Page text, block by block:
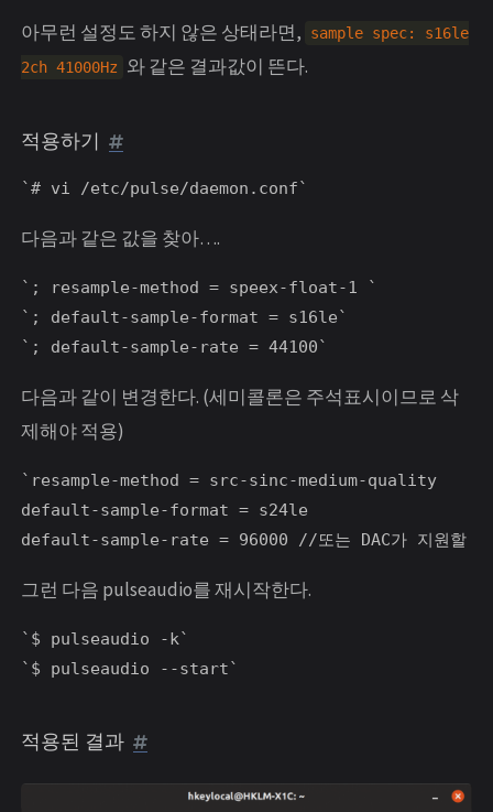
아무런 설정도 하지 않은 상태라면,
sample spec: s16le
2ch 41000Hz
와 같은 결과값이 뜬다.
적용하기
`# vi /etc/pulse/daemon.conf`
다음과 같은 값을 찾아….
`; resample-method = speex-float-1 `
`; default-sample-format = s16le`
`; default-sample-rate = 44100`
다음과 같이 변경한다. (세미콜론은 주석표시이므로 삭
제해야 적용)
`resample-method = src-sinc-medium-quality
default-sample-format = s24le
default-sample-rate = 96000 //또는 DAC가 지원할
그런 다음 pulseaudio를 재시작한다.
`$ pulseaudio -k`
`$ pulseaudio --start`
적용된 결과